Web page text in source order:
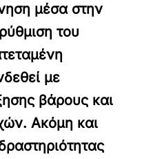
μέσα στην
του
με
βάρους και
Ακόμη και